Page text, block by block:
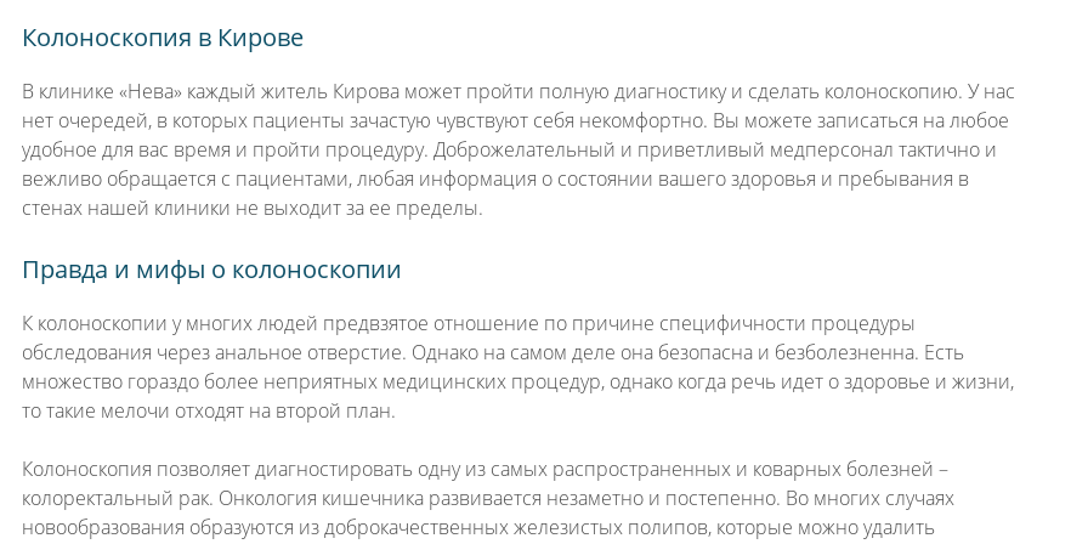
Колоноскопия в Кирове
В клинике «Нева» каждый житель Кирова может пройти полную диагностику и сделать колоноскопию. У нас
нет очередей, в которых пациенты зачастую чувствуют себя некомфортно. Вы можете записаться на любое
удобное для вас время и пройти процедуру. Доброжелательный и приветливый медперсонал тактично и
вежливо обращается с пациентами, любая информация о состоянии вашего здоровья и пребывания в
стенах нашей клиники не выходит за ее пределы.
Правда и мифы о колоноскопии
К колоноскопии у многих людей предвзятое отношение по причине специфичности процедуры
обследования через анальное отверстие. Однако на самом деле она безопасна и безболезненна. Есть
множество гораздо более неприятных медицинских процедур, однако когда речь идет о здоровье и жизни,
то такие мелочи отходят на второй план.
Колоноскопия позволяет диагностировать одну из самых распространенных и коварных болезней –
колоректальный рак. Онкология кишечника развивается незаметно и постепенно. Во многих случаях
новообразования образуются из доброкачественных железистых полипов, которые можно удалить